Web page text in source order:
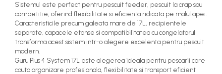
Sistemul este perfect pentru pescuit feeder, pescuit la crap sau
competitie, oferind flexibilitate si eficienta ridicata pe malul apei.
Caracteristicile precum galeata mare de 17L, recipientele
separate, capacele etanse si compatibilitatea cu congelatorul
transforma acest sistem intr-o alegere excelenta pentru pescuit
modern.
Guru Plus 4 System 17L este alegerea ideala pentru pescarii care
cauta organizare profesionala, flexibilitate si transport eficient